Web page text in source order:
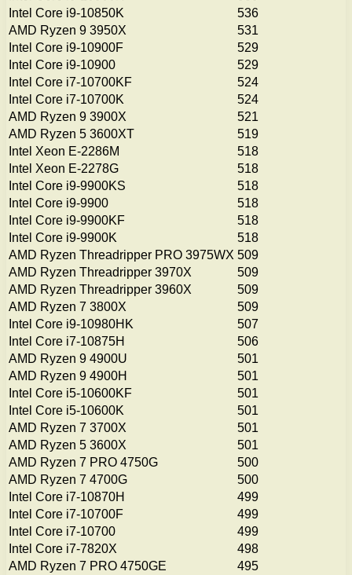
Intel Core i9-10850K
536
AMD Ryzen 9 3950X
531
Intel Core i9-10900F
529
Intel Core i9-10900
529
Intel Core i7-10700KF
524
Intel Core i7-10700K
524
AMD Ryzen 9 3900X
521
AMD Ryzen 5 3600XT
519
Intel Xeon E-2286M
518
Intel Xeon E-2278G
518
Intel Core i9-9900KS
518
Intel Core i9-9900
518
Intel Core i9-9900KF
518
Intel Core i9-9900K
518
AMD Ryzen Threadripper PRO 3975WX 509
AMD Ryzen Threadripper 3970X
509
AMD Ryzen Threadripper 3960X
509
AMD Ryzen 7 3800X
509
Intel Core i9-10980HK
507
Intel Core i7-10875H
506
AMD Ryzen 9 4900U
501
AMD Ryzen 9 4900H
501
Intel Core i5-10600KF
501
Intel Core i5-10600K
501
AMD Ryzen 7 3700X
501
AMD Ryzen 5 3600X
501
AMD Ryzen 7 PRO 4750G
500
AMD Ryzen 7 4700G
500
Intel Core i7-10870H
499
Intel Core i7-10700F
499
Intel Core i7-10700
499
Intel Core i7-7820X
498
AMD Ryzen 7 PRO 4750GE
495